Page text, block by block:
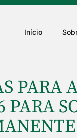
Início
PARA